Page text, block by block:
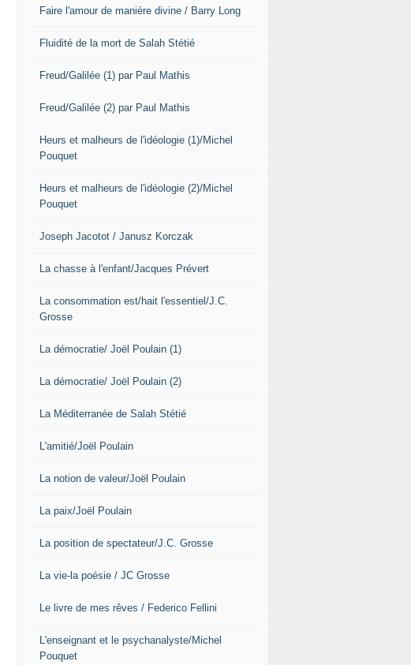
Faire l'amour de manière divine / Barry Long
Fluidité de la mort de Salah Stétié
Freud/Galilée (1) par Paul Mathis
Freud/Galilée (2) par Paul Mathis
Heurs et malheurs de l'idéologie (1)/Michel
Pouquet
Heurs et malheurs de l'idéologie (2)/Michel
Pouquet
Joseph Jacotot / Janusz Korczak
La chasse à l'enfant/Jacques Prévert
La consommation est/hait l'essentiel/J.C.
Grosse
La démocratie/ Joël Poulain (1)
La démocratie/ Joël Poulain (2)
La Méditerranée de Salah Stétié
L'amitié/Joël Poulain
La notion de valeur/Joël Poulain
La paix/Joël Poulain
La position de spectateur/J.C. Grosse
La vie-la poésie / JC Grosse
Le livre de mes rêves / Federico Fellini
L'enseignant et le psychanalyste/Michel
Pouquet